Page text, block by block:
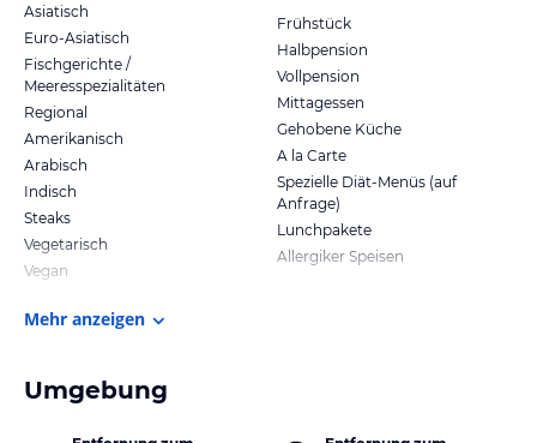
Asiatisch
Euro-Asiatisch
Fischgerichte /
Meeresspezialitäten
Regional
Amerikanisch
Arabisch
Indisch
Steaks
Vegetarisch
Vegan
Frühstück
Halbpension
Vollpension
Mittagessen
Gehobene Küche
A la Carte
Spezielle Diät-Menüs (auf
Anfrage)
Lunchpakete
Allergiker Speisen
Mehr anzeigen
Umgebung